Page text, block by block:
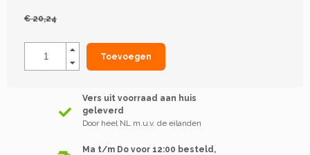
€ 20,24
Toevoegen
Vers uit voorraad aan huis
geleverd
Door heel NL m.u.v. de eilanden
Ma t/m Do voor 12:00 besteld,